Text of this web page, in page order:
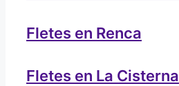
Fletes en Renca
Fletes en La Cisterna